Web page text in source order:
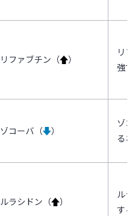
リファブチン（↑）
リ
強す
ゾコーバ（↓）
ゾコ
るお
ルラシドン（↑）
ルラ
する